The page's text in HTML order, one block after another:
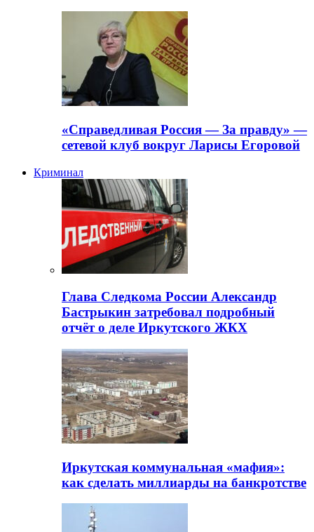
«Справедливая Россия — За правду» —
сетевой клуб вокруг Ларисы Егоровой
Криминал
Глава Следкома России Александр
Бастрыкин затребовал подробный
отчёт о деле Иркутского ЖКХ
Иркутская коммунальная «мафия»:
как сделать миллиарды на банкротстве